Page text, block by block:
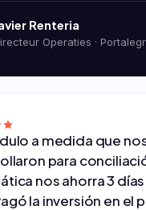
Renteria
Operaties ·
a medida que
para
nos ahorra 3
la inversión en el